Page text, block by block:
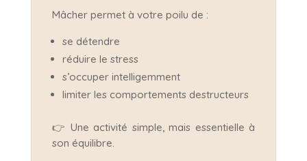
Mâcher permet à votre poilu de :
se détendre
réduire le stress
s’occuper intelligemment
limiter les comportements destructeurs
👉 Une activité simple, mais essentielle à
son équilibre.